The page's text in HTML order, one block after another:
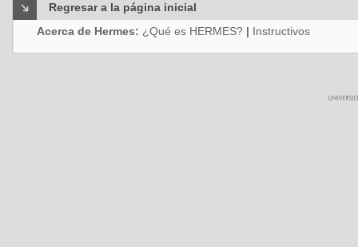
Regresar a la página inicial
Acerca de Hermes: ¿Qué es HERMES? | Instructivos